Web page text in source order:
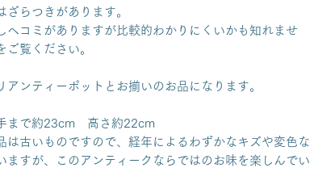
ざらつきがあります。
ヘコミがありますが比較的わかりにくいかも知れませ
ご覧ください。
アンティーポットとお揃いのお品になります。
まで約23cm 高さ約22cm
は古いものですので、経年によるわずかなキズや変色な
ますが、このアンティークならではのお味を楽しんでい